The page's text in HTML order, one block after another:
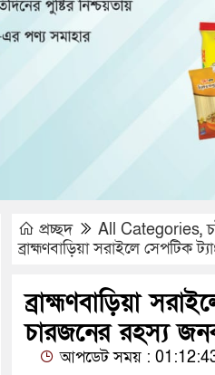
প্রচ্ছদ All Categories,
ব্রাহ্মণবাড়িয়া সরাইলে
ব্রাহ্মণবাড়িয়া
চারজনের রহস্য
আপডেট সময় :